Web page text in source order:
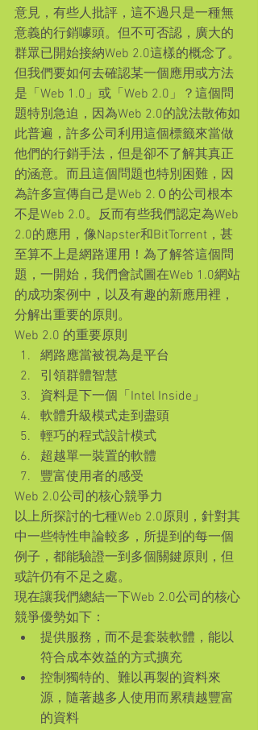
意見，有些人批評，這不過只是一種無
意義的行銷噱頭。但不可否認，廣大的
群眾已開始接納Web 2.0這樣的概念了。
但我們要如何去確認某一個應用或方法
是「Web 1.0」或「Web 2.0」？這個問
題特別急迫，因為Web 2.0的說法散佈如
此普遍，許多公司利用這個標籤來當做
他們的行銷手法，但是卻不了解其真正
的涵意。而且這個問題也特別困難，因
為許多宣傳自己是Web 2.０的公司根本
不是Web 2.0。反而有些我們認定為Web
2.0的應用，像Napster和BitTorrent，甚
至算不上是網路運用！為了解答這個問
題，一開始，我們會試圖在Web 1.0網站
的成功案例中，以及有趣的新應用裡，
分解出重要的原則。
Web 2.0 的重要原則
網路應當被視為是平台
引領群體智慧
資料是下一個「Intel Inside」
軟體升級模式走到盡頭
輕巧的程式設計模式
超越單一裝置的軟體
豐富使用者的感受
Web 2.0公司的核心競爭力
以上所探討的七種Web 2.0原則，針對其
中一些特性申論較多，所提到的每一個
例子，都能驗證一到多個關鍵原則，但
或許仍有不足之處。
現在讓我們總結一下Web 2.0公司的核心
競爭優勢如下：
提供服務，而不是套裝軟體，能以
符合成本效益的方式擴充
控制獨特的、難以再製的資料來
源，隨著越多人使用而累積越豐富
的資料